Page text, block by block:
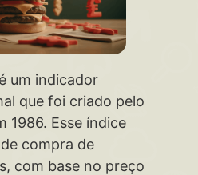
um indicador
que foi criado pelo
1986. Esse índice
compra de
com base no preço